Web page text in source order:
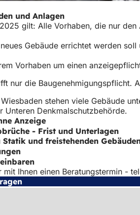
und Anlagen
gilt: Alle Vorhaben, die nur
Gebäude errichtet werden
Vorhaben um einen
nur die Baugenehmigungspflicht.
stehen viele Gebäude
Unteren Denkmalschutzbehörde.
Anzeige
- Frist und Unterlagen
und freistehenden
mit Ihnen einen Beratungstermin -